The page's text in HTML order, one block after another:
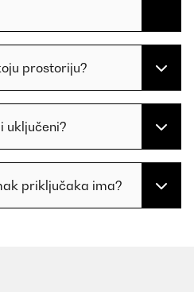
prostoriju?
uključeni?
priključaka ima?